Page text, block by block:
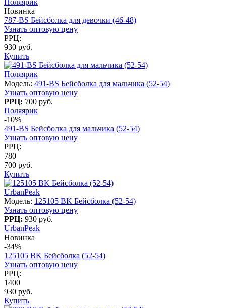
Новинка
787-BS Бейсболка для девочки (46-48)
Узнать оптовую цену
РРЦ:
930 руб.
Купить
Поляярик
Модель: 491-BS Бейсболка для мальчика (52-54)
Узнать оптовую цену
РРЦ: 700 руб.
Поляярик
-10%
491-BS Бейсболка для мальчика (52-54)
Узнать оптовую цену
РРЦ:
780
700 руб.
Купить
UrbanPeak
Модель: 125105 BK Бейсболка (52-54)
Узнать оптовую цену
РРЦ: 930 руб.
UrbanPeak
Новинка
-34%
125105 BK Бейсболка (52-54)
Узнать оптовую цену
РРЦ:
1400
930 руб.
Купить